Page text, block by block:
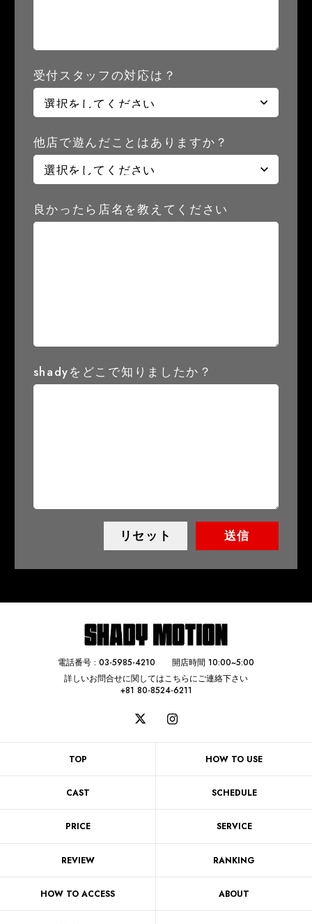
受付スタッフの対応は？
他店で遊んだことはありますか？
良かったら店名を教えてください
shadyをどこで知りましたか？
リセット 送信
電話番号 :03-5985-4210
開店時間 10:00~5:00
詳しいお問合せに関してはこちらにご連絡下さい
+81 80-8524-6211
TOP HOW TO USE
CAST SCHEDULE
PRICE SERVICE
REVIEW RANKING
HOW TO ACCESS ABOUT